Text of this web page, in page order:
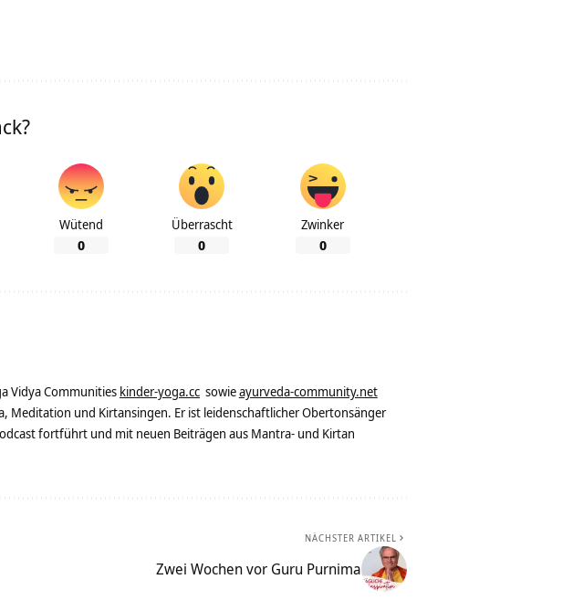
Wütend
0
Überrascht
0
Zwinker
0
Vidya Communities kinder-yoga.cc sowieayurveda-community.net
Meditation und Kirtansingen. Er ist leidenschaftlicher Obertonsänger
fortführt und mit neuen Beiträgen aus Mantra- und Kirtan
NÄCHSTER ARTIKEL
Zwei Wochen vor Guru Purnima